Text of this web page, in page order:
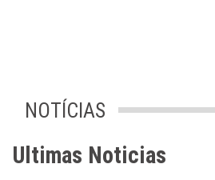
NOTÍCIAS
Ultimas Noticias